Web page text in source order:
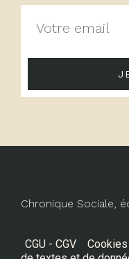
Chronique Sociale,
CGU - CGV Cookies